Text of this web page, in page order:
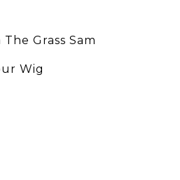
Grass Sam
Wig